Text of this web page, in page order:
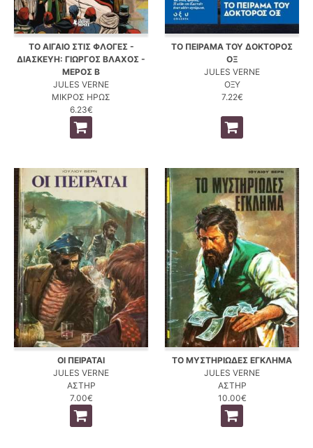
ΤΟ ΑΙΓΑΙΟ ΣΤΙΣ ΦΛΟΓΕΣ -
ΔΙΑΣΚΕΥΗ: ΓΙΩΡΓΟΣ ΒΛΑΧΟΣ -
ΜΕΡΟΣ Β
JULES VERNE
ΜΙΚΡΟΣ ΗΡΩΣ
6.23€
ΤΟ ΠΕΙΡΑΜΑ ΤΟΥ ΔΟΚΤΟΡΟΣ
ΟΞ
JULES VERNE
ΟΞΥ
7.22€
ΟΙ ΠΕΙΡΑΤΑΙ
JULES VERNE
ΑΣΤΗΡ
7.00€
ΤΟ ΜΥΣΤΗΡΙΩΔΕΣ ΕΓΚΛΗΜΑ
JULES VERNE
ΑΣΤΗΡ
10.00€